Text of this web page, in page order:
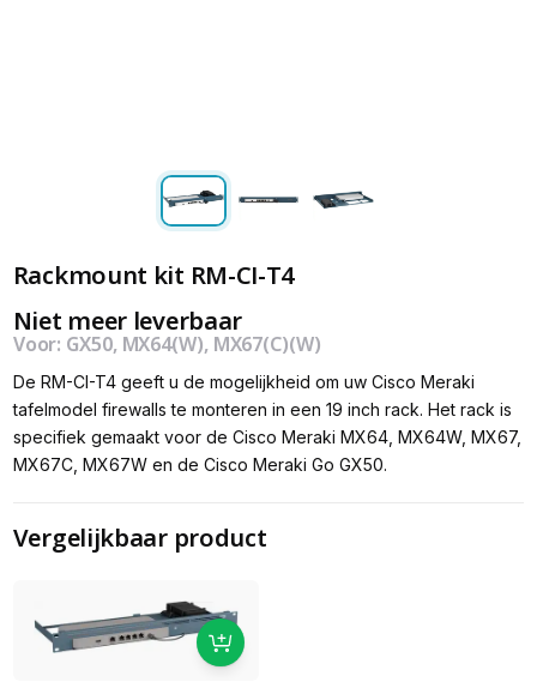
Rackmount kit RM-CI-T4
Niet meer leverbaar
Voor: GX50, MX64(W), MX67(C)(W)
De RM-CI-T4 geeft u de mogelijkheid om uw Cisco Meraki
tafelmodel firewalls te monteren in een 19 inch rack. Het rack is
specifiek gemaakt voor de Cisco Meraki MX64, MX64W, MX67,
MX67C, MX67W en de Cisco Meraki Go GX50.
Vergelijkbaar product